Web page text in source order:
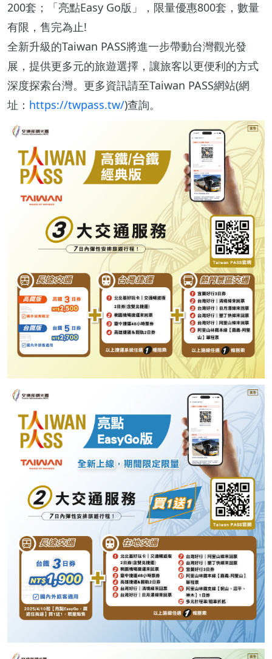
200套；「亮點Easy Go版」，限量優惠800套，數量
有限，售完為止!
全新升級的Taiwan PASS將進一步帶動台灣觀光發
展，提供更多元的旅遊選擇，讓旅客以更便利的方式
深度探索台灣。更多資訊請至Taiwan PASS網站(網
址： https://twpass.tw/)查詢。